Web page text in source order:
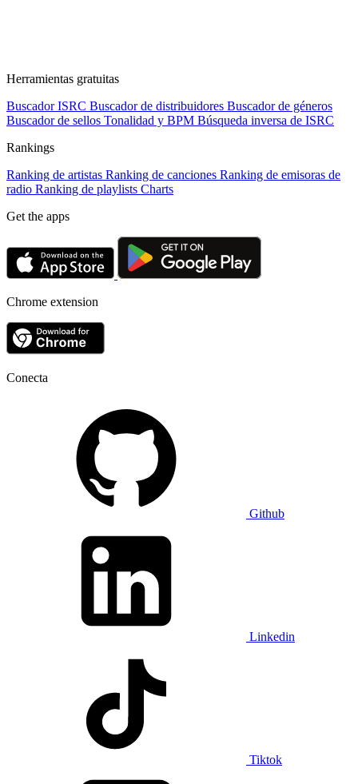
Herramientas gratuitas
Buscador ISRC Buscador de distribuidores Buscador de géneros
Buscador de sellos Tonalidad y BPM Búsqueda inversa de ISRC
Rankings
Ranking de artistas Ranking de canciones Ranking de emisoras de
radio Ranking de playlists Charts
Get the apps
Chrome extension
Conecta
Github
Linkedin
Tiktok